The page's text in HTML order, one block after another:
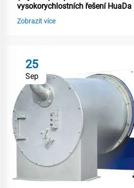
vysokorychlostních řešení HuaDa
Zobrazit více
25
Sep